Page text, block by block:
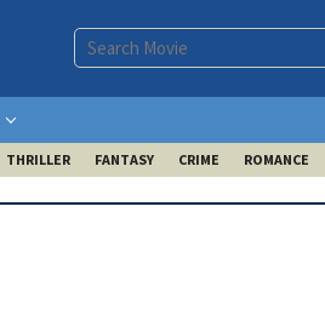
THRILLER FANTASY CRIME ROMANCE